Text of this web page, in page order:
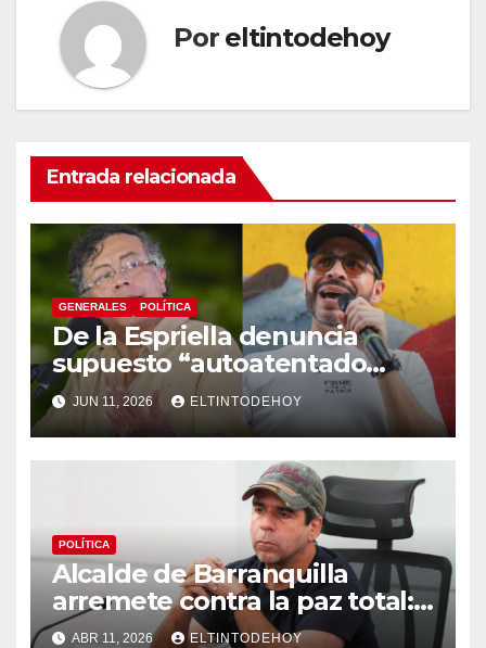
Por eltintodehoy
Entrada relacionada
GENERALES POLÍTICA
De la Espriella denuncia
supuesto “autoatentado
legislativo” tras decisión de
suspender provisionalmente
a Petro
JUN 11, 2026 ELTINTODEHOY
POLÍTICA
Alcalde de Barranquilla
arremete contra la paz total:
«Protegen es a los bandidos»
ABR 11, 2026 ELTINTODEHOY